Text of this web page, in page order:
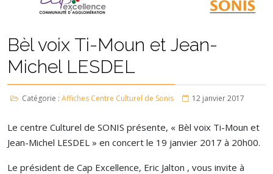
Bèl voix Ti-Moun et Jean-
Michel LESDEL
Catégorie : Affiches Centre Culturel de Sonis 12 janvier 2017
Le centre Culturel de SONIS présente, « Bèl voix Ti-Moun et
Jean-Michel LESDEL » en concert le 19 janvier 2017 à 20h00.
Le président de Cap Excellence, Eric Jalton , vous invite à